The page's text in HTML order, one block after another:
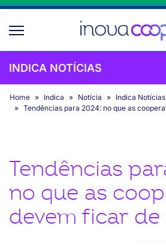
INDICA NOTÍCIAS
Home Indica Notícia
Indica Notícias
Tendências para 2024: no que as
Tendências
no que as
devem ficar de